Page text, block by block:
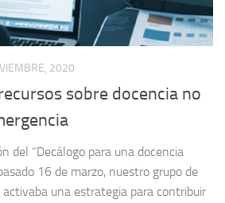
2020
sobre docencia no
del “Decálogo para una docencia
16 de marzo, nuestro grupo de
una estrategia para contribuir